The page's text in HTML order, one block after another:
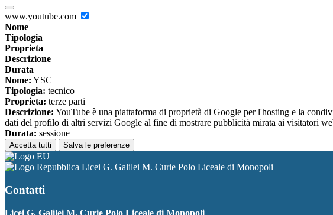
www.youtube.com
Nome
Tipologia
Proprieta
Descrizione
Durata
Nome: YSC
Tipologia: tecnico
Proprieta: terze parti
Descrizione: YouTube è una piattaforma di proprietà di Google per l'hosting e la
dati del profilo di altri servizi Google al fine di mostrare pubblicità mirata ai visitatori
Durata: sessione
Accetta tutti Salva le preferenze
Licei G. Galilei M. Curie Polo Liceale di Monopoli
Contatti
Licei G. Galilei M. Curie Polo Liceale di Monopoli